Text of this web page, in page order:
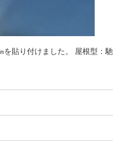
貼り付けました。 屋根型：馳